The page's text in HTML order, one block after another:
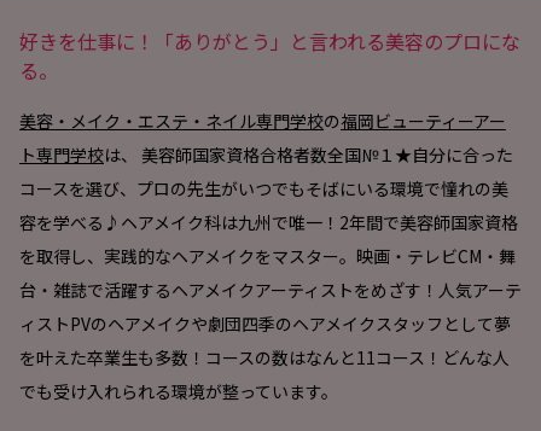
好きを仕事に！「ありがとう」と言われる美容のプロにな
る。
美容・メイク・エステ・ネイル専門学校の福岡ビューティーアー
ト専門学校は、 美容師国家資格合格者数全国№１★自分に合った
コースを選び、プロの先生がいつでもそばにいる環境で憧れの美
容を学べる♪ヘアメイク科は九州で唯一！2年間で美容師国家資格
を取得し、実践的なヘアメイクをマスター。映画・テレビCM・舞
台・雑誌で活躍するヘアメイクアーティストをめざす！人気アーテ
ィストPVのヘアメイクや劇団四季のヘアメイクスタッフとして夢
を叶えた卒業生も多数！コースの数はなんと11コース！どんな人
でも受け入れられる環境が整っています。